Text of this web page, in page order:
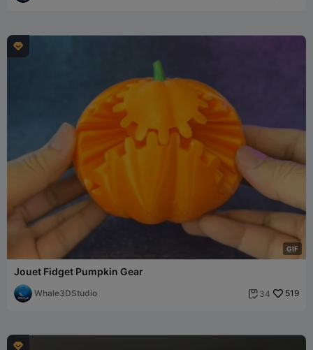
GIF

Jouet Fidget Pumpkin Gear
Whale3DStudio  34 519
